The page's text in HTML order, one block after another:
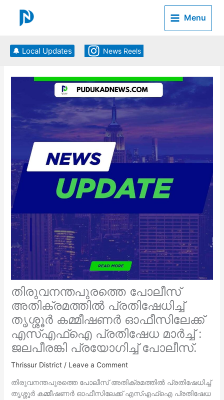
content
Menu
🔔 Local Updates News Reels
തിരുവനന്തപുരത്തെ പോലീസ്
അതിക്രമത്തിൽ പ്രതിഷേധിച്ച്
തൃശ്ശൂർ കമ്മീഷണർ ഓഫീസിലേക്ക്
എസ്എഫ്ഐ പ്രതിഷേധ മാർച്ച് :
ജലപീരങ്കി പ്രയോഗിച്ച് പോലീസ്.
Thrissur District/ Leave a Comment
തിരുവനന്തപുരത്തെ പോലീസ് അതിക്രമത്തിൽ പ്രതിഷേധിച്ച്
തൃശ്ശൂർ കമ്മീഷണർ ഓഫീസിലേക്ക് എസ്എഫ്ഐ പ്രതിഷേധ